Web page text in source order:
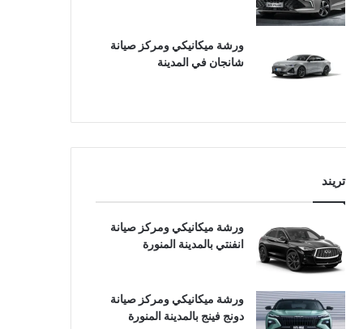
ورشة ميكانيكي ومركز صيانة
شانجان في المدينة
تريند
ورشة ميكانيكي ومركز صيانة
انفنتي بالمدينة المنورة
ورشة ميكانيكي ومركز صيانة
دونج فينج بالمدينة المنورة